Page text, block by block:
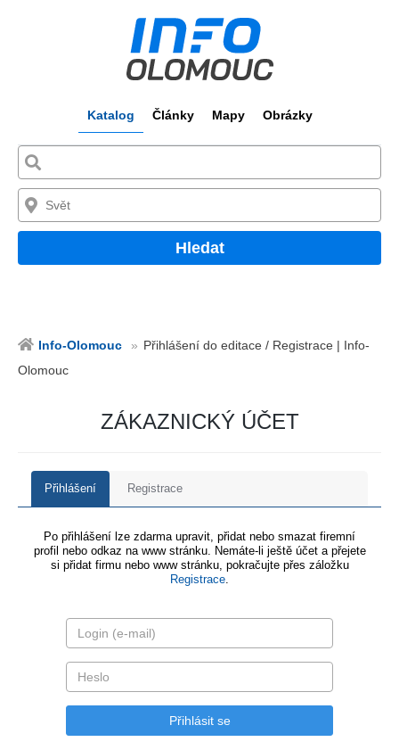
Katalog Články Mapy Obrázky
Hledat
Info-Olomouc
Přihlášení do editace / Registrace | Info-
Olomouc
ZÁKAZNICKÝ ÚČET
Přihlášení Registrace
Po přihlášení lze zdarma upravit, přidat nebo smazat firemní
profil nebo odkaz na www stránku. Nemáte-li ještě účet a přejete
si přidat firmu nebo www stránku, pokračujte přes záložku
Registrace.